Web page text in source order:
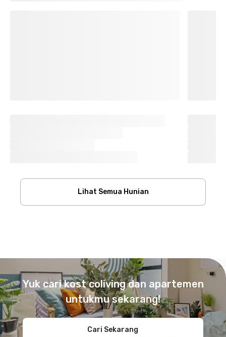
Lihat Semua Hunian
Yuk cari kost coliving dan apartemen
untukmu sekarang!
Cari Sekarang